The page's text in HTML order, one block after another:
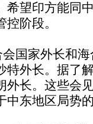
希望印方能同
阶段。
国家外长和海
特外长。据了
外长。这些会
中东地区局势